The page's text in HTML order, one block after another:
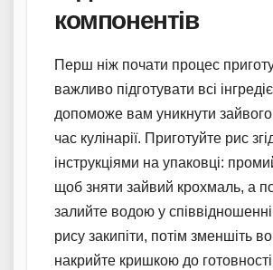
компонентів
Перш ніж почати процес
важливо підготувати всі
допоможе вам уникнути зайвого
час кулінарії. Приготуйте рис
інструкціями на упаковці:
щоб зняти зайвий крохмаль, а
залийте водою у
рису закипіти, потім зменшіть
накрийте кришкою до